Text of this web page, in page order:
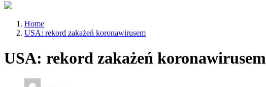
Home
USA: rekord zakażeń koronawirusem
USA: rekord zakażeń koronawirusem